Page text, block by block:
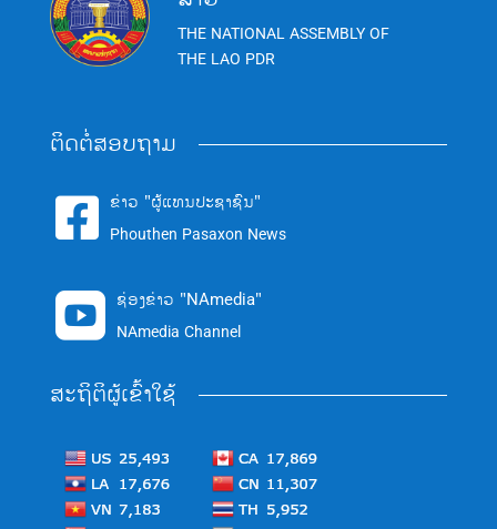
THE NATIONAL ASSEMBLY OF
THE LAO PDR
ຕິດຕໍ່ສອບຖາມ
 ຂ່າວ "ຜູ້ແທນປະຊາຊົນ"
Phouthen Pasaxon News
 ຊ່ອງຂ່າວ "NAmedia"
NAmedia Channel
ສະຖິຕິຜູ້ເຂົ້າໃຊ້